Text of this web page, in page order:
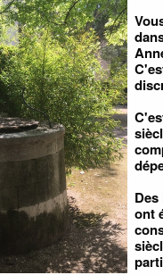
ont